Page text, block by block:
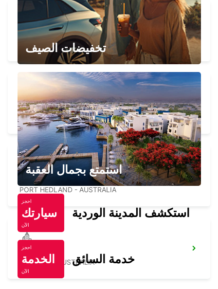
PARABURDOO AIRPORT
PARABURDOO - AUSTRALIA
PORT HEDLAND CITY
PORT HEDLAND - AUSTRALIA
PORT HEDLAND AIRPORT
PORT HEDLAND - AUSTRALIA
NEWMAN
NEWMAN - AUSTRALIA
تخفيضات الصيف
استمتع بجمال العقبة
احجز
سيارتك
الآن
استكشف المدينة الوردية
احجز
الخدمة
الآن
خدمة السائق